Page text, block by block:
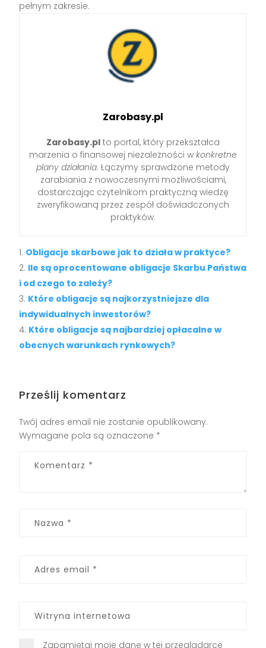
pełnym zakresie.
Zarobasy.pl
Zarobasy.pl to portal, który przekształca
marzenia o finansowej niezależności w konkretne
plany działania. Łączymy sprawdzone metody
zarabiania z nowoczesnymi możliwościami,
dostarczając czytelnikom praktyczną wiedzę
zweryfikowaną przez zespół doświadczonych
praktyków.
Obligacje skarbowe jak to działa w praktyce?
Ile są oprocentowane obligacje Skarbu Państwa
i od czego to zależy?
Które obligacje są najkorzystniejsze dla
indywidualnych inwestorów?
Które obligacje są najbardziej opłacalne w
obecnych warunkach rynkowych?
Prześlij komentarz
Twój adres email nie zostanie opublikowany.
Wymagane pola są oznaczone *
Zapamiętaj moje dane w tej przeglądarce